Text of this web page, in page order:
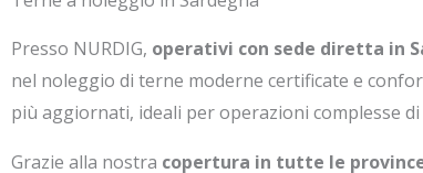
Presso NURDIG, operativi con sede diretta in
nel noleggio di terne moderne certificate e
più aggiornati, ideali per operazioni complesse
Grazie alla nostra copertura in tutte le